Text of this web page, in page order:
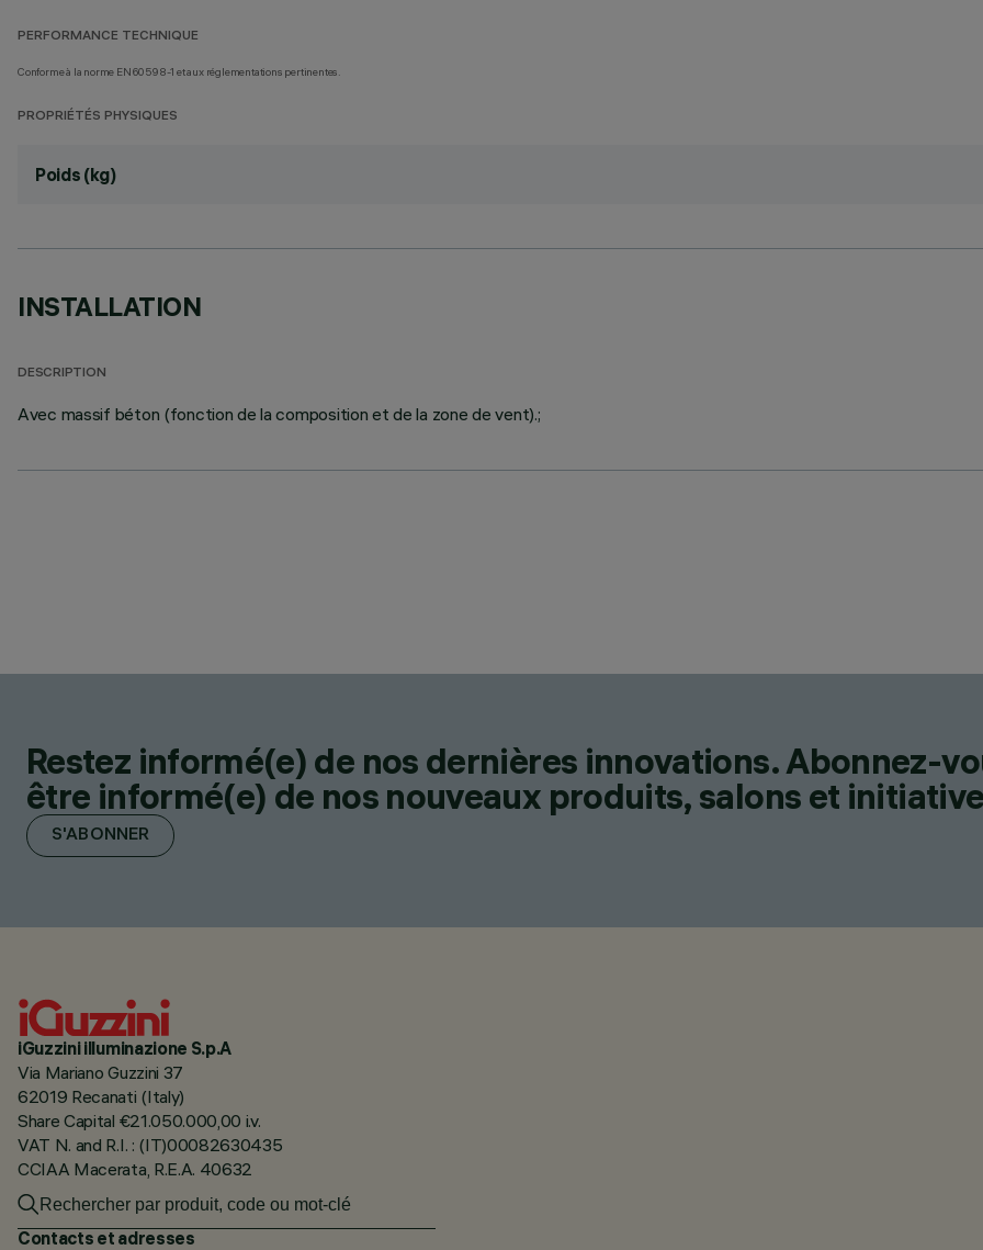
PERFORMANCE TECHNIQUE
Conforme à la norme EN60598-1 et aux réglementations pertinentes.
PROPRIÉTÉS PHYSIQUES
Poids (kg)
INSTALLATION
DESCRIPTION
Avec massif béton (fonction de la composition et de la zone de vent).;
Restez informé(e) de nos dernières innovations. Abonnez-
être informé(e) de nos nouveaux produits, salons et
S'ABONNER
iGuzzini illuminazione S.p.A
Via Mariano Guzzini 37
62019 Recanati (Italy)
Share Capital €21.050.000,00 i.v.
VAT N. and R.I. : (IT)00082630435
CCIAA Macerata, R.E.A. 40632
Contacts et adresses